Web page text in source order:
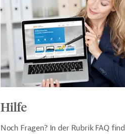
Hilfe
Noch Fragen? In der Rubrik FAQ